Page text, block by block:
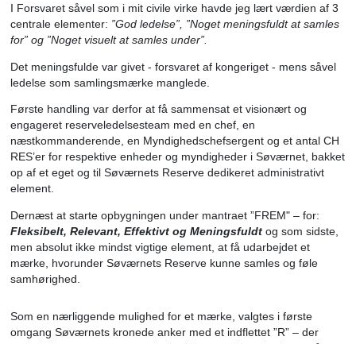
stort set afviklet.
I efteråret 2015 sad vi således med en næsten ikke
et blankt stykke papir, der skulle udfyldes.
I Forsvaret såvel som i mit civile virke havde jeg lært
centrale elementer:”God ledelse”, ”Noget meningsfuldt
for” og ”Noget visuelt at samles under”.
Det meningsfulde var givet - forsvaret af kongeriget -
ledelse som samlingsmærke manglede.
Første handling var derfor at få sammensat et visionært
engageret reserveledelsesteam med en chef, en
næstkommanderende, en Myndighedschefsergent og et
RES’er for respektive enheder og myndigheder i
element.